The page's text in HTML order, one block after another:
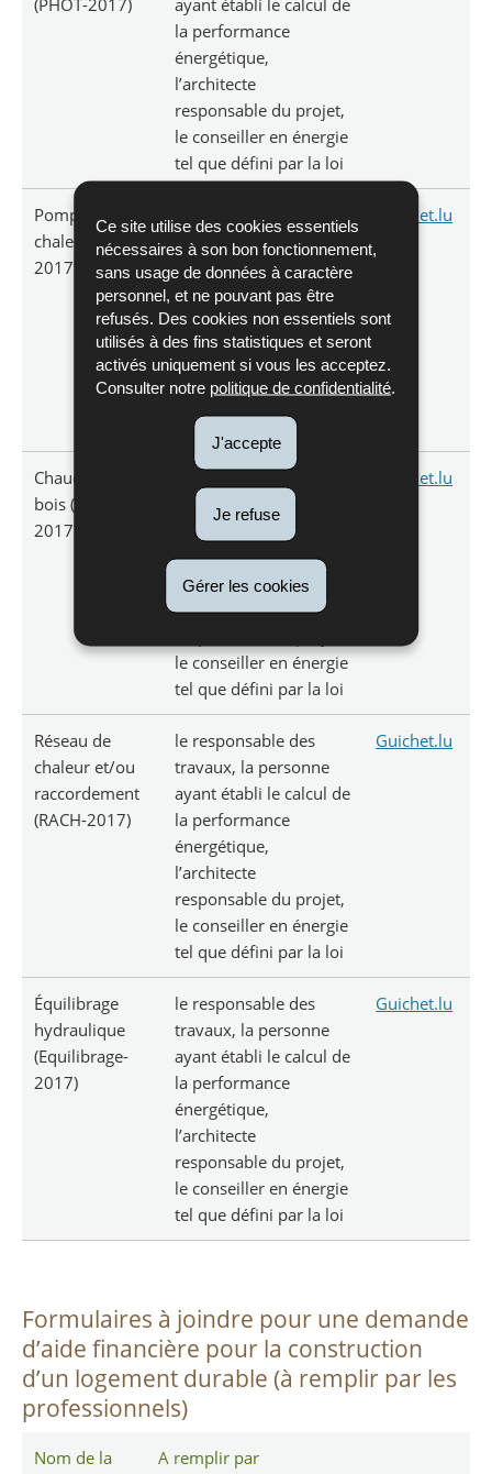
Ce site utilise des cookies essentiels
nécessaires à son bon fonctionnement,
sans usage de données à caractère
personnel, et ne pouvant pas être
refusés. Des cookies non essentiels sont
utilisés à des fins statistiques et seront
activés uniquement si vous les acceptez.
Consulter notre politique de confidentialité
J'accepte
Je refuse
Gérer les cookies
la performance
énergétique,
l’architecte
responsable du projet,
le conseiller en énergie
tel que défini par la loi
Pompe à
chaleur (POCH-
2017)
travaux, la personne
ayant établi le calcul de
la performance
énergétique,
l’architecte
responsable du projet,
le conseiller en énergie
tel que défini par la loi
Guichet.lu
Chaudière à
bois (BOIS-
2017)
le responsable des
travaux, la personne
ayant établi le calcul de
la performance
énergétique,
l’architecte
le conseiller en énergie
tel que défini par la loi
Guichet.lu
Réseau de
chaleur et/ou
raccordement
(RACH-2017)
le responsable des
travaux, la personne
ayant établi le calcul de
la performance
énergétique,
l’architecte
responsable du projet,
le conseiller en énergie
tel que défini par la loi
Guichet.lu
Équilibrage
hydraulique
(Equilibrage-
2017)
le responsable des
travaux, la personne
ayant établi le calcul de
la performance
énergétique,
l’architecte
responsable du projet,
le conseiller en énergie
tel que défini par la loi
Guichet.lu
Formulaires à joindre pour une demande
d’aide financière pour la construction
d’un logement durable (à remplir par les
professionnels)
Nom de la
A remplir par